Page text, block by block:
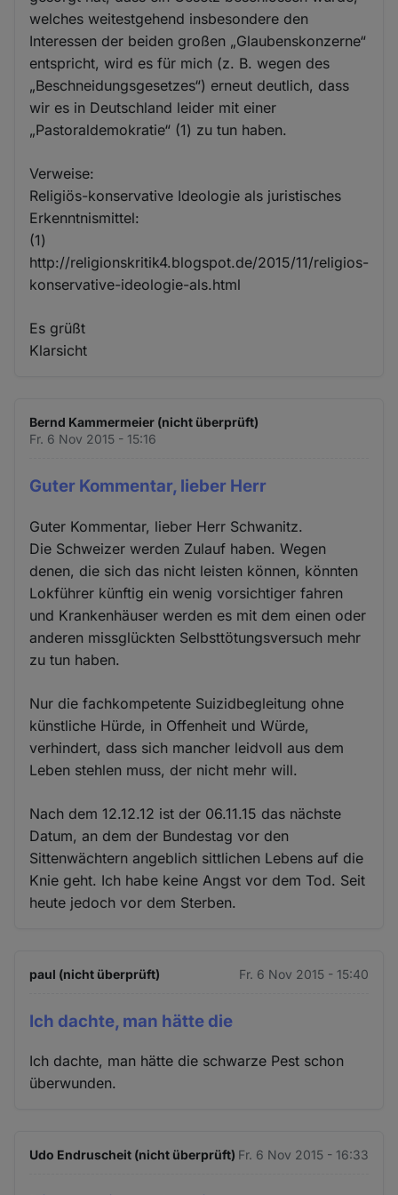
welches weitestgehend insbesondere den
Interessen der beiden großen „Glaubenskonzerne“
entspricht, wird es für mich (z. B. wegen des
„Beschneidungsgesetzes“) erneut deutlich, dass
wir es in Deutschland leider mit einer
„Pastoraldemokratie“ (1) zu tun haben.
Verweise:
Religiös-konservative Ideologie als juristisches
Erkenntnismittel:
(1)
http://religionskritik4.blogspot.de/2015/11/religios-
konservative-ideologie-als.html
Es grüßt
Klarsicht
Bernd Kammermeier (nicht überprüft)
Fr. 6 Nov 2015 - 15:16
Guter Kommentar, lieber Herr
Guter Kommentar, lieber Herr Schwanitz.
Die Schweizer werden Zulauf haben. Wegen
denen, die sich das nicht leisten können, könnten
Lokführer künftig ein wenig vorsichtiger fahren
und Krankenhäuser werden es mit dem einen oder
anderen missglückten Selbsttötungsversuch mehr
zu tun haben.
Nur die fachkompetente Suizidbegleitung ohne
künstliche Hürde, in Offenheit und Würde,
verhindert, dass sich mancher leidvoll aus dem
Leben stehlen muss, der nicht mehr will.
Nach dem 12.12.12 ist der 06.11.15 das nächste
Datum, an dem der Bundestag vor den
Sittenwächtern angeblich sittlichen Lebens auf die
Knie geht. Ich habe keine Angst vor dem Tod. Seit
heute jedoch vor dem Sterben.
paul (nicht überprüft) Fr. 6 Nov 2015 - 15:40
Ich dachte, man hätte die
Ich dachte, man hätte die schwarze Pest schon
überwunden.
Udo Endruscheit (nicht überprüft) Fr. 6 Nov 2015 - 16:33